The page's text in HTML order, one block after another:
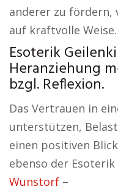
anderer zu fördern,
auf kraftvolle Weise.
Esoterik
Heranziehung
bzgl. Reflexion.
Das Vertrauen in
unterstützen,
einen positiven
ebenso der Esoterik
Wunstorf –